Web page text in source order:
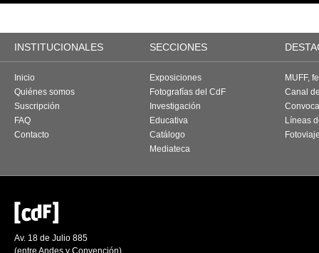
INSTITUCIONALES SECCIONES
Inicio
Quiénes somos
Suscripción
FAQ
Contacto
Exposiciones
Fotografías del CdF
Investigación
Educativa
Catálogo
Mediateca
MUFF,
Canal
Líneas
Av. 18 de Julio 885
(entre Andes y Convención)